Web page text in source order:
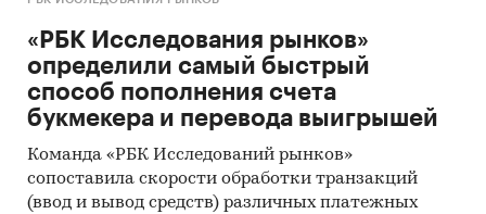
«РБК Исследования рынков»
определили самый быстрый
способ пополнения счета
букмекера и перевода выигрышей
Команда «РБК Исследований рынков»
сопоставила скорости обработки транзакций
(ввод и вывод средств) различных платежных